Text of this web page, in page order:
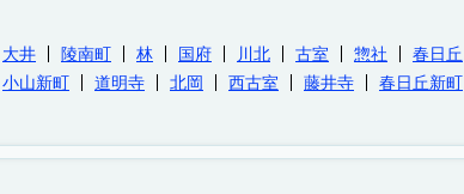
大井 陵南町 林 国府 川北 古室 惣社 春日丘
小山新町 道明寺 北岡 西古室 藤井寺 春日丘新町